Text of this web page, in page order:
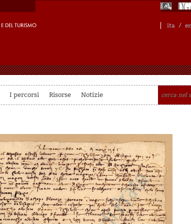
ita /
I percorsi Risorse Notizie